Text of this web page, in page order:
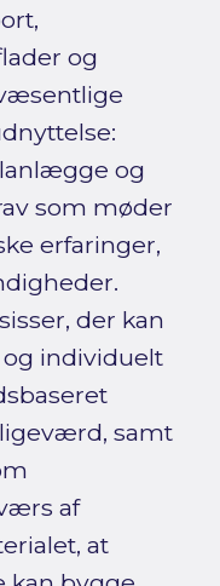
og
og
som møder
erfaringer,
der kan
individuelt
samt
af
at